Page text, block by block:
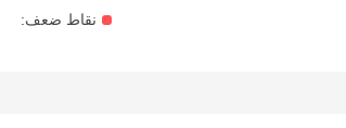
نقاط ضعف: